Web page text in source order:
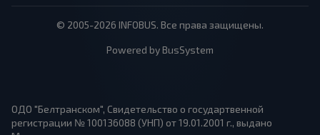
© 2005-2026 INFOBUS. Все права защищены.
Powered by BusSystem
ОДО "Белтранском", Свидетельство о государтвенной
регистрации № 100136088 (УНП) от 19.01.2001 г., выдано